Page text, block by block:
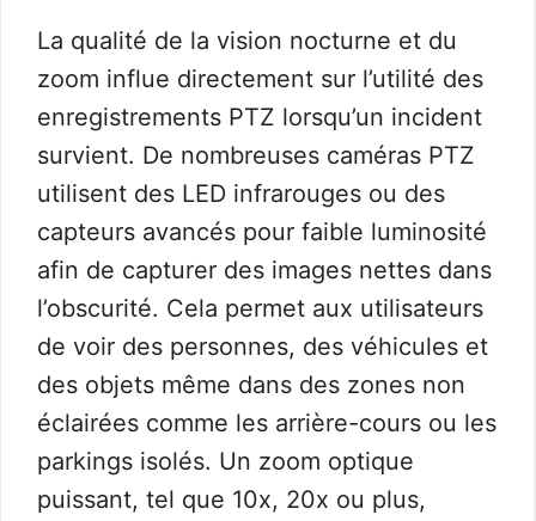
La qualité de la vision nocturne et du
zoom influe directement sur l’utilité des
enregistrements PTZ lorsqu’un incident
survient. De nombreuses caméras PTZ
utilisent des LED infrarouges ou des
capteurs avancés pour faible luminosité
afin de capturer des images nettes dans
l’obscurité. Cela permet aux utilisateurs
de voir des personnes, des véhicules et
des objets même dans des zones non
éclairées comme les arrière-cours ou les
parkings isolés. Un zoom optique
puissant, tel que 10x, 20x ou plus,